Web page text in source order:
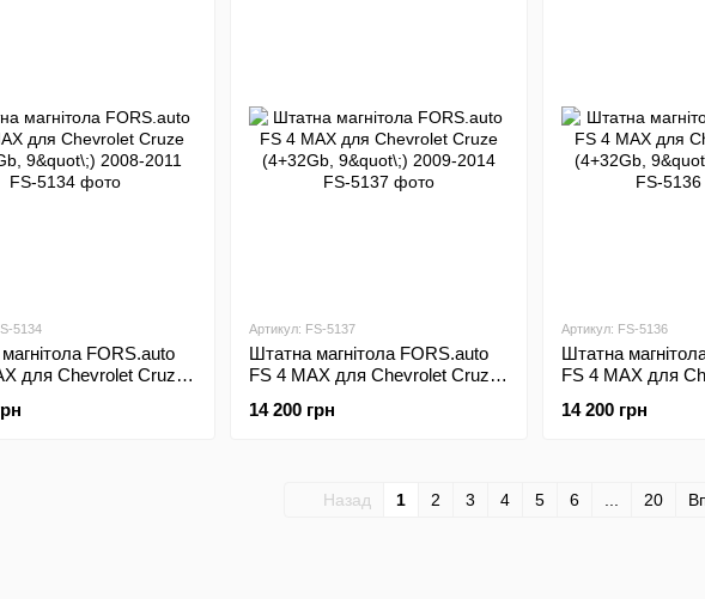
5134
FORS.auto
для Chevrolet Cruze
Артикул: FS-5137
Штатна магнітола FORS.auto
FS 4 MAX для Chevrolet Cruze
14 200 грн
Артикул: FS-5136
Штатна
FS 4 MAX для
14 200 грн
Назад 1 2 3 4 5 6 20